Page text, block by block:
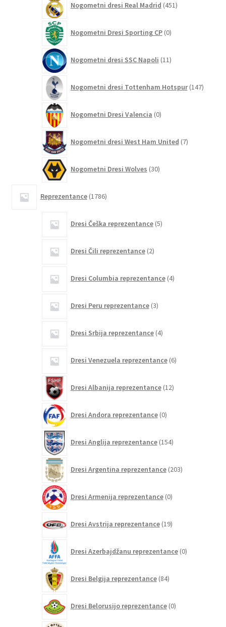
Nogometni dresi Real Madrid 451izdelkov
Nogometni Dresi Sporting CP 0izdelkov
Nogometni dresi SSC Napoli 11izdelkov
Nogometni dresi Tottenham Hotspur 147
Nogometni Dresi Valencia 0izdelkov
Nogometni dresi West Ham United 7izdelkov
Nogometni Dresi Wolves 30izdelkov
Reprezentance 1786izdelkov
Dresi Češka reprezentance 5izdelkov
Dresi Čili reprezentance 2izdelka
Dresi Columbia reprezentance 4izdelki
Dresi Peru reprezentance 3izdelki
Dresi Srbija reprezentance 4izdelki
Dresi Venezuela reprezentance 6izdelkov
Dresi Albanija reprezentance 12izdelkov
Dresi Andora reprezentance 0izdelkov
Dresi Anglija reprezentance 154izdelkov
Dresi Argentina reprezentance 203izdelki
Dresi Armenija reprezentance 0izdelkov
Dresi Avstrija reprezentance 19izdelkov
Dresi Azerbajdžanu reprezentance 0izdelkov
Dresi Belgija reprezentance 84izdelkov
Dresi Belorusijo reprezentance 0izdelkov